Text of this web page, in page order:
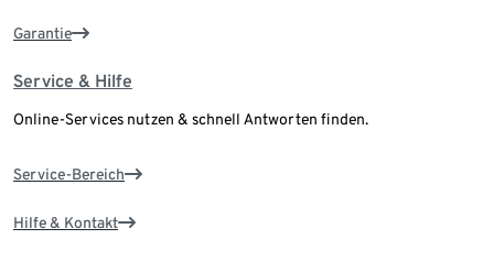
Garantie
Service & Hilfe
Online-Services nutzen & schnell Antworten finden.
Service-Bereich
Hilfe & Kontakt